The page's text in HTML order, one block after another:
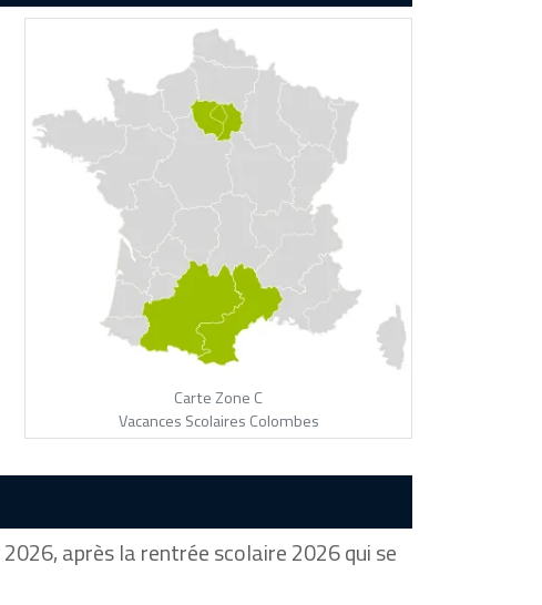
Carte Zone C
Vacances Scolaires Colombes
2026, après la rentrée scolaire 2026 qui se